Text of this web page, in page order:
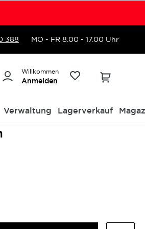
388 MO - FR 8.00 - 17.00 Uhr
Willkommen
Anmelden
Verwaltung Lagerverkauf